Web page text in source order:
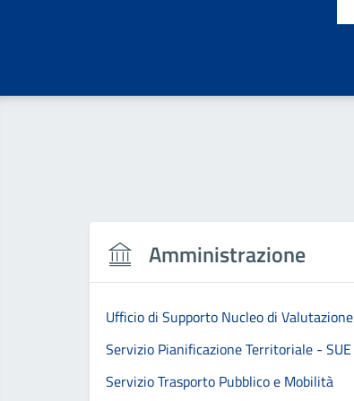
Amministrazione
Ufficio di Supporto Nucleo di Valutazione
Servizio Pianificazione Territoriale - SUE
Servizio Trasporto Pubblico e Mobilità